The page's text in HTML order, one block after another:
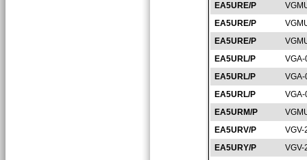
EA5URE/P
EA5URE/P
EA5URE/P
EA5URL/P
EA5URL/P
EA5URL/P
EA5URM/P
EA5URV/P
VGV-
EA5URY/P
VGV-